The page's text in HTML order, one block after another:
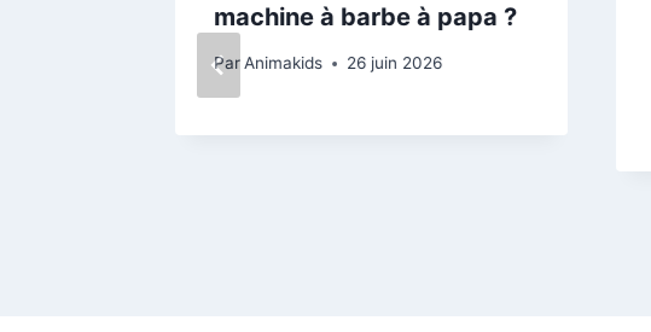
machine à barbe à papa ?
Par Animakids 26 juin 2026